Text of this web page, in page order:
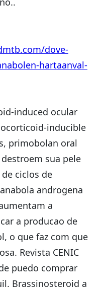
dove-
hartaanval-
induced ocular
inducible
primobolan oral
sua pele
ciclos de
androgena
a
a producao de
o que faz com que
Revista CENIC
puedo comprar
Brassinosteroid a